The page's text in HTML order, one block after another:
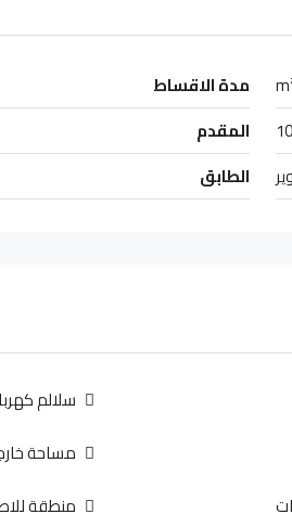
مدة الاقساط
المقدم
الطابق
سلالم
مساحة
منطقة